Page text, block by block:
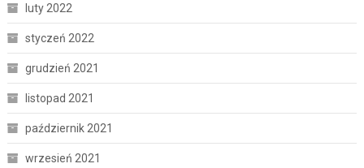
luty 2022
styczeń 2022
grudzień 2021
listopad 2021
październik 2021
wrzesień 2021